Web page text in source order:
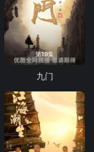
第19集
九门